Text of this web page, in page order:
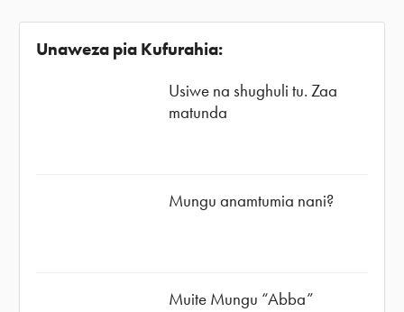
Unaweza pia Kufurahia:
Usiwe na shughuli tu. Zaa
matunda
Mungu anamtumia nani?
Muite Mungu “Abba”